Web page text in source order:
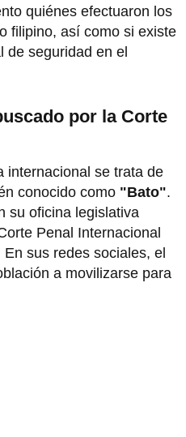
quiénes efectuaron los
filipino, así como si existe
de seguridad en el
por la Corte
internacional se trata de
conocido como "Bato".
su oficina legislativa
Penal Internacional
sus redes sociales, el
a movilizarse para